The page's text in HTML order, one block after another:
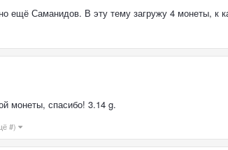
ещё Саманидов. В эту тему загружу 4 монеты,
монеты, спасибо! 3.14 g.
#)